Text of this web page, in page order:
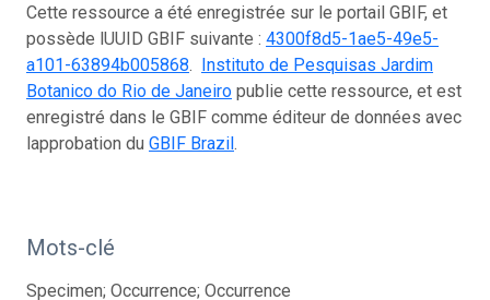
Cette ressource a été enregistrée sur le portail GBIF, et
possède lUUID GBIF suivante : 4300f8d5-1ae5-49e5-
a101-63894b005868. Instituto de Pesquisas Jardim
Botanico do Rio de Janeiro publie cette ressource, et est
enregistré dans le GBIF comme éditeur de données avec
lapprobation du GBIF Brazil.
Mots-clé
Specimen; Occurrence; Occurrence